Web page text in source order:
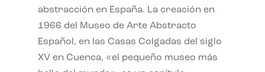
abstracción en España. La creación en
1966 del Museo de Arte Abstracto
Español, en las Casas Colgadas del siglo
XV en Cuenca, «el pequeño museo más